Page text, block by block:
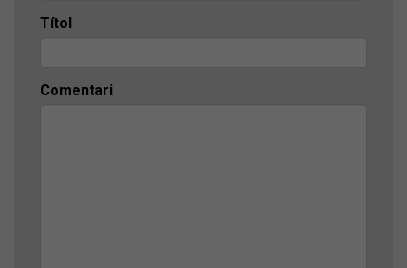
Títol
Comentari